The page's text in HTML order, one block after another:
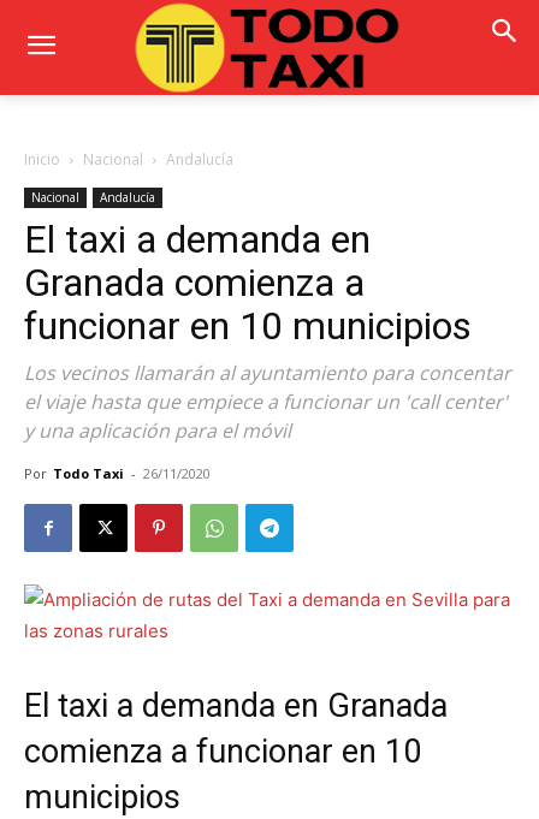
Inicio Nacional Andalucía
Nacional Andalucía
El taxi a demanda en
Granada comienza a
funcionar en 10 municipios
Los vecinos llamarán al ayuntamiento para concentar
el viaje hasta que empiece a funcionar un 'call center'
y una aplicación para el móvil
Por Todo Taxi - 26/11/2020
El taxi a demanda en Granada
comienza a funcionar en 10
municipios